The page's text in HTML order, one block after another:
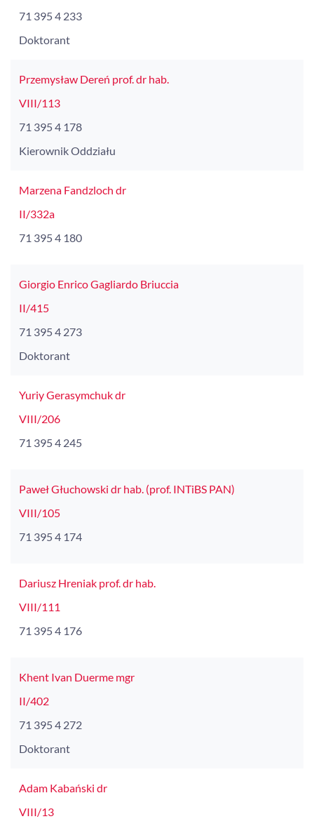
71 395 4 233
Doktorant
Przemysław Dereń prof. dr hab.
VIII/113
71 395 4 178
Kierownik Oddziału
Marzena Fandzloch dr
II/332a
71 395 4 180
Giorgio Enrico Gagliardo Briuccia
II/415
71 395 4 273
Doktorant
Yuriy Gerasymchuk dr
VIII/206
71 395 4 245
Paweł Głuchowski dr hab. (prof. INTiBS PAN)
VIII/105
71 395 4 174
Dariusz Hreniak prof. dr hab.
VIII/111
71 395 4 176
Khent Ivan Duerme mgr
II/402
71 395 4 272
Doktorant
Adam Kabański dr
VIII/13